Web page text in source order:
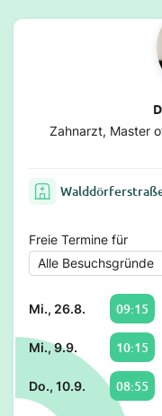
Zahnarzt, Master
Freie Termine für
Mi., 26.8. 09:15
Mi., 9.9. 10:15
Do., 10.9. 08:55